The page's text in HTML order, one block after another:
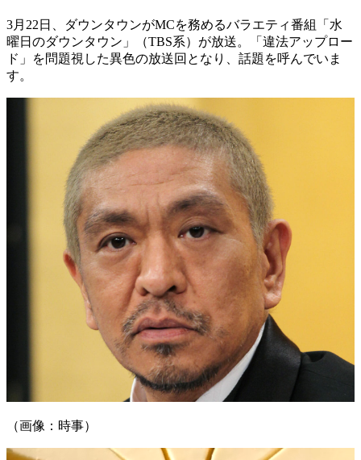
3月22日、ダウンタウンがMCを務めるバラエティ番組「水
曜日のダウンタウン」（TBS系）が放送。「違法アップロー
ド」を問題視した異色の放送回となり、話題を呼んでいま
す。
（画像：時事）